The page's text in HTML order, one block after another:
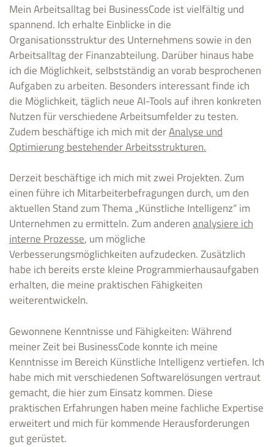
Mein Arbeitsalltag bei BusinessCode ist vielfältig und
spannend. Ich erhalte Einblicke in die
Organisationsstruktur des Unternehmens sowie in den
Arbeitsalltag der Finanzabteilung. Darüber hinaus habe
ich die Möglichkeit, selbstständig an vorab besprochenen
Aufgaben zu arbeiten. Besonders interessant finde ich
die Möglichkeit, täglich neue AI-Tools auf ihren konkreten
Nutzen für verschiedene Arbeitsumfelder zu testen.
Zudem beschäftige ich mich mit derAnalyse und
Optimierung bestehender Arbeitsstrukturen.
Derzeit beschäftige ich mich mit zwei Projekten. Zum
einen führe ich Mitarbeiterbefragungen durch, um den
aktuellen Stand zum Thema „Künstliche Intelligenz“ im
Unternehmen zu ermitteln. Zum anderenanalysiere ich
interne Prozesse, um mögliche
Verbesserungsmöglichkeiten aufzudecken. Zusätzlich
habe ich bereits erste kleine Programmierhausaufgaben
erhalten, die meine praktischen Fähigkeiten
weiterentwickeln.
Gewonnene Kenntnisse und Fähigkeiten: Während
meiner Zeit bei BusinessCode konnte ich meine
Kenntnisse im Bereich Künstliche Intelligenz vertiefen. Ich
habe mich mit verschiedenen Softwarelösungen vertraut
gemacht, die hier zum Einsatz kommen. Diese
praktischen Erfahrungen haben meine fachliche Expertise
erweitert und mich für kommende Herausforderungen
gut gerüstet.